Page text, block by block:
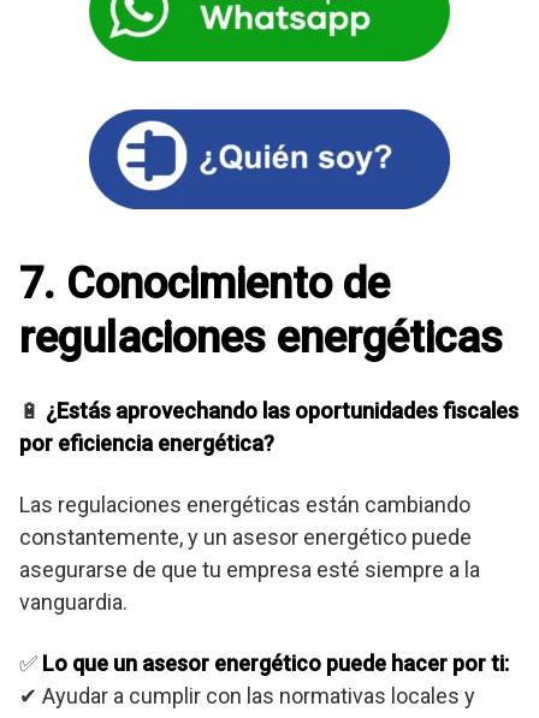
7. Conocimiento de
regulaciones energéticas
🔋 ¿Estás aprovechando las oportunidades fiscales
por eficiencia energética?
Las regulaciones energéticas están cambiando
constantemente, y un asesor energético puede
asegurarse de que tu empresa esté siempre a la
vanguardia.
✅ Lo que un asesor energético puede hacer por ti:
✔ Ayudar a cumplir con las normativas locales y